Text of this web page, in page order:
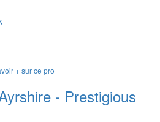
+ sur ce pro
- Prestigious